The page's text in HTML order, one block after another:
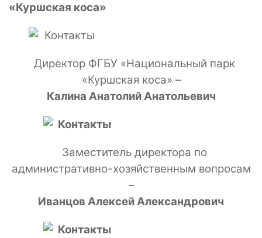
«Куршская коса»
Директор ФГБУ «Национальный парк
«Куршская коса» –
Калина Анатолий Анатольевич
Заместитель директора по
административно-хозяйственным вопросам
–
Иванцов Алексей Александрович